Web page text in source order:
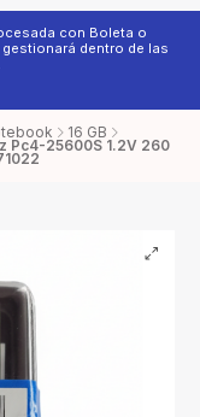
con Boleta o
dentro de las
16 GB
Pc4-25600S 1.2V 260